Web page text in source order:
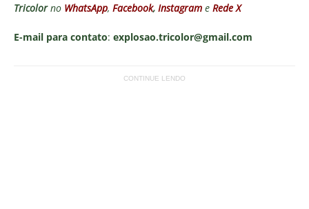
Tricolorno WhatsApp, Facebook, Instagram e Rede X
E-mail para contato: explosao.tricolor@gmail.com
CONTINUE LENDO